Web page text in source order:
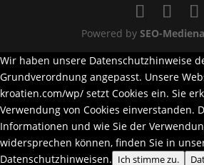
Powered bySEO-
Wir haben unsere Datenschutzhinweise
Grundverordnung angepasst. Unsere
kroatien.com/wp/ setzt Cookies ein. Sie
Verwendung von Cookies einverstanden.
Informationen und wie Sie der
widersprechen können, finden Sie in
Datenschutzhinweisen. Ich stimme zu.